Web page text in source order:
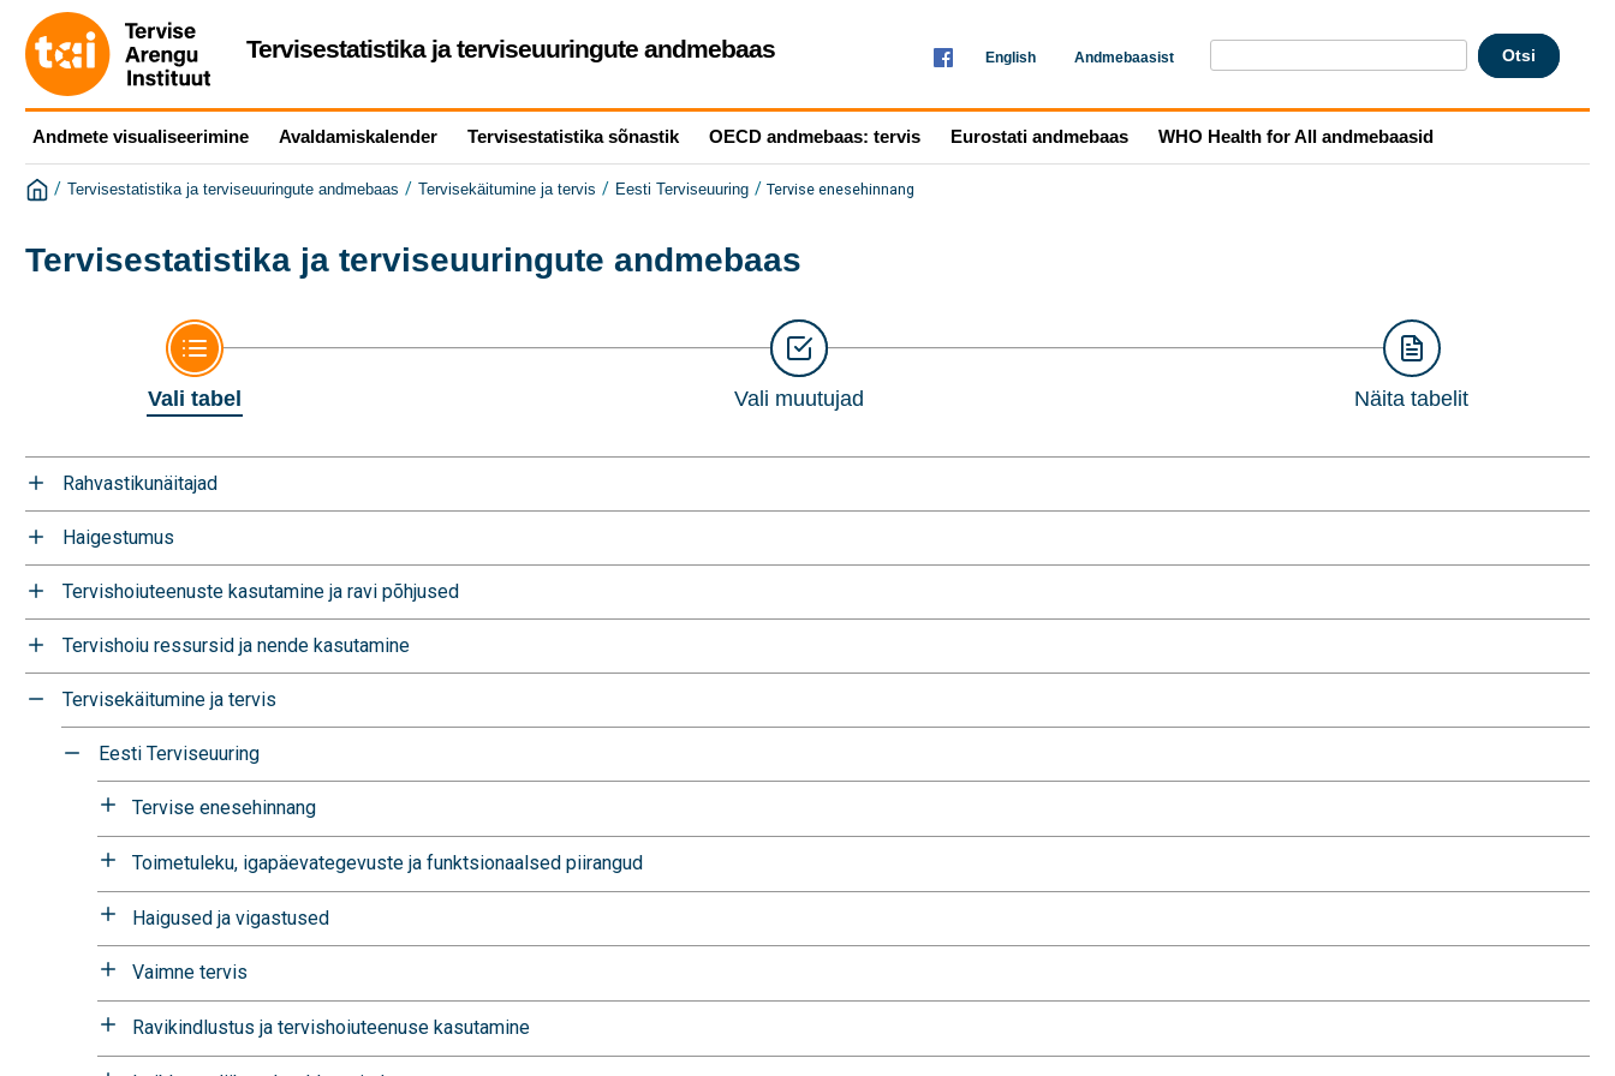
Tervisestatistika ja terviseuuringute andmebaas English Andmebaasist
Andmete visualiseerimine Avaldamiskalender Tervisestatistika sõnastik OECD andmebaas: tervis Eurostati andmebaas WHO Health for All andmebaasid
/ Tervisestatistika ja terviseuuringute andmebaas / Tervisekäitumine ja tervis / Eesti Terviseuuring / Tervise enesehinnang
Tervisestatistika ja terviseuuringute andmebaas
Vali tabel Vali muutujad Näita tabelit
Rahvastikunäitajad
Haigestumus
Tervishoiuteenuste kasutamine ja ravi põhjused
Tervishoiu ressursid ja nende kasutamine
Tervisekäitumine ja tervis
Eesti Terviseuuring
Tervise enesehinnang
Toimetuleku, igapäevategevuste ja funktsionaalsed piirangud
Haigused ja vigastused
Vaimne tervis
Ravikindlustus ja tervishoiuteenuse kasutamine